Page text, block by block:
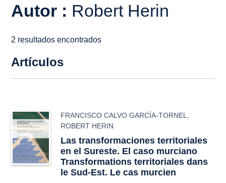
Autor : Robert Herin
2 resultados encontrados
Artículos
FRANCISCO CALVO GARCÍA-TORNEL
ROBERT HERIN
Las transformaciones territoriales
en el Sureste. El caso murciano
Transformations territoriales dans
le Sud-Est. Le cas murcien